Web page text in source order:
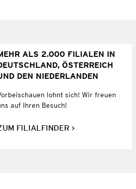
ALS 2.000 FILIALEN IN
ÖSTERREICH
DEN NIEDERLANDEN
lohnt sich! Wir freuen
auf Ihren Besuch!
FILIALFINDER